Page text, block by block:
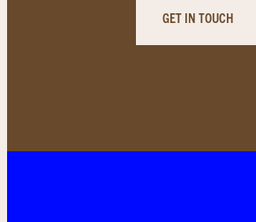
GET IN TOUCH